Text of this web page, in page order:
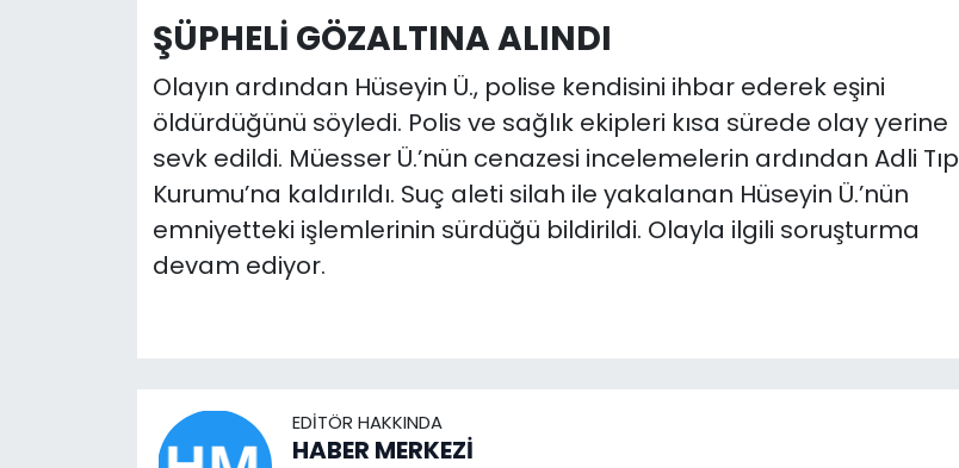
ŞÜPHELİ GÖZALTINA ALINDI
Olayın ardından Hüseyin Ü., polise kendisini ihbar ederek eşini
öldürdüğünü söyledi. Polis ve sağlık ekipleri kısa sürede olay yerine
sevk edildi. Müesser Ü.’nün cenazesi incelemelerin ardından Adli Tıp
Kurumu’na kaldırıldı. Suç aleti silah ile yakalanan Hüseyin Ü.’nün
emniyetteki işlemlerinin sürdüğü bildirildi. Olayla ilgili soruşturma
devam ediyor.
EDITÖR HAKKINDA
HABER MERKEZİ